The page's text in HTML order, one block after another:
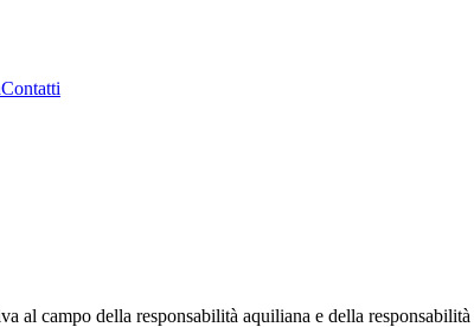
Contatti
al campo della responsabilità aquiliana e della